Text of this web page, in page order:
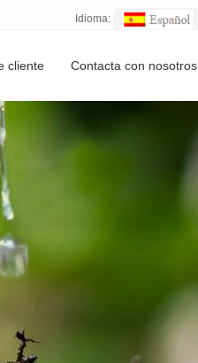
Idioma:
cliente Contacta con nosotros